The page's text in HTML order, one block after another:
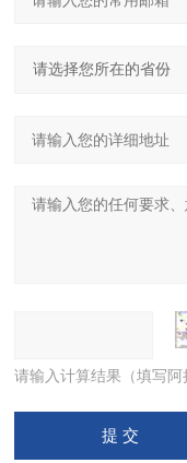
请输入计算结果（填写